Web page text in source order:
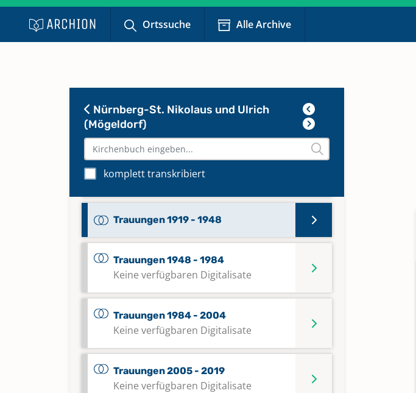
Ortssuche Alle Archive
Nürnberg-St. Nikolaus und Ulrich
(Mögeldorf)
komplett transkribiert
Totgeburten 1895 - 1939
Trauungen 1730 - 1888
Trauungen 1888 - 1919
Trauungen 1919 - 1948
Trauungen 1948 - 1984
Keine verfügbaren Digitalisate
Trauungen 1984 - 2004
Keine verfügbaren Digitalisate
Trauungen 2005 - 2019
Keine verfügbaren Digitalisate